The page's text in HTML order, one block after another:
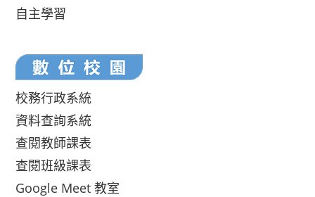
自主學習
校務行政系統
資料查詢系統
查閱教師課表
查閱班級課表
Google Meet 教室